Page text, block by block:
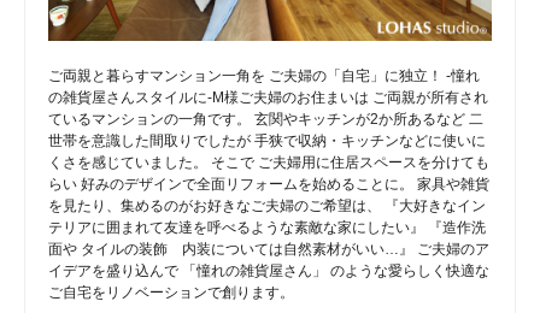
ご両親と暮らすマンション一角を ご夫婦の「自宅」に独立！ -憧れ
の雑貨屋さんスタイルに-M様ご夫婦のお住まいは ご両親が所有され
ているマンションの一角です。 玄関やキッチンが2か所あるなど 二
世帯を意識した間取りでしたが 手狭で収納・キッチンなどに使いに
くさを感じていました。 そこで ご夫婦用に住居スペースを分けても
らい 好みのデザインで全面リフォームを始めることに。 家具や雑貨
を見たり、集めるのがお好きなご夫婦のご希望は、 『大好きなイン
テリアに囲まれて友達を呼べるような素敵な家にしたい』 『造作洗
面や タイルの装飾 内装については自然素材がいい…』 ご夫婦のア
イデアを盛り込んで 「憧れの雑貨屋さん」 のような愛らしく快適な
ご自宅をリノベーションで創ります。